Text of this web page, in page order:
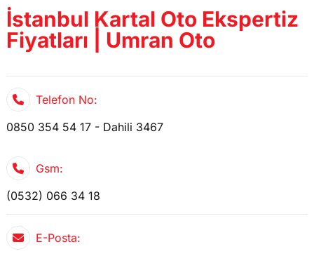
İstanbul Kartal Oto Ekspertiz
Fiyatları | Umran Oto
Telefon No:
0850 354 54 17 - Dahili 3467
Gsm:
(0532) 066 34 18
E-Posta: